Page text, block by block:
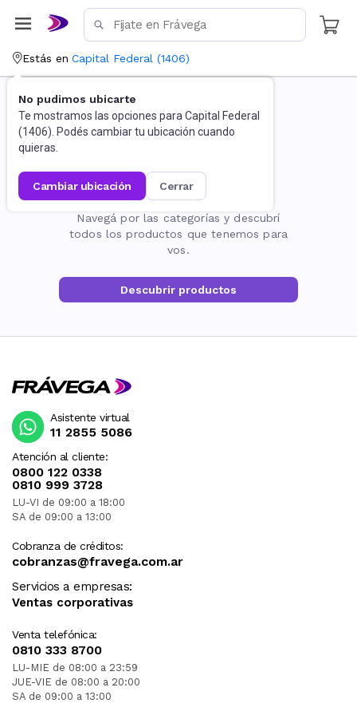
Estás en Capital Federal (1406)
No pudimos ubicarte
Te mostramos las opciones para Capital Federal
(1406). Podés cambiar tu ubicación cuando
quieras.
cambiar ubicación cerrar
La página no existe
Navegá por las categorías y descubrí
todos los productos que tenemos para
vos.
Descubrir productos
Atención al cliente:
0800 122 0338
0810 999 3728
LU-VI de 09:00 a 18:00
SA de 09:00 a 13:00
Cobranza de créditos:
cobranzas@fravega.com.ar
Servicios a empresas:
Ventas corporativas
Venta telefónica:
0810 333 8700
LU-MIE de 08:00 a 23:59
JUE-VIE de 08:00 a 20:00
SA de 09:00 a 13:00
Asistente virtual
11 2855 5086